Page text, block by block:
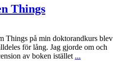
Things
Things på min doktorandkurs blev
för lång. Jag gjorde om och
av boken istället ...